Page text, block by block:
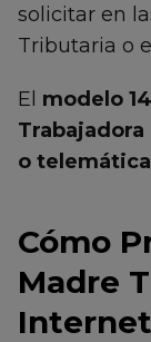
solicitar en
Tributaria o
El modelo
o
Cómo
Madre
Internet